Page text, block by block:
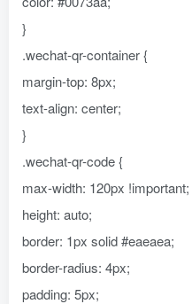
}
.wechat-qr-container {
margin-top: 8px;
text-align: center;
}
.wechat-qr-code {
max-width: 120px !important;
height: auto;
border: 1px solid #eaeaea;
border-radius: 4px;
padding: 5px;